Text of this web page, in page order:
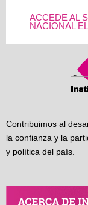
ACCEDE AL
NACIONAL
Contribuimos al
la confianza y la
y política del país.